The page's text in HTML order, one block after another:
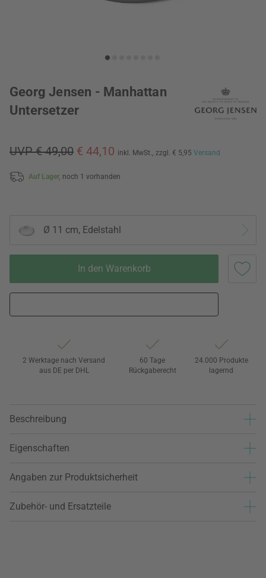
Georg Jensen - Manhattan
Untersetzer
UVP € 49,00 € 44,10 inkl. MwSt., zzgl. € 5,95 Versand
Auf Lager, noch 1 vorhanden
Ø 11 cm, Edelstahl
In den Warenkorb
2 Werktage nach Versand
aus DE per DHL
60 Tage
Rückgaberecht
24.000 Produkte
lagernd
Beschreibung
Eigenschaften
Angaben zur Produktsicherheit
Zubehör- und Ersatzteile